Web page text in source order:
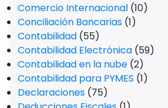
Comercio Internacional (10)
Conciliación Bancarias (1)
Contabilidad (55)
Contabilidad Electrónica (59)
Contabilidad en la nube (2)
Contabilidad para PYMES (1)
Declaraciones (75)